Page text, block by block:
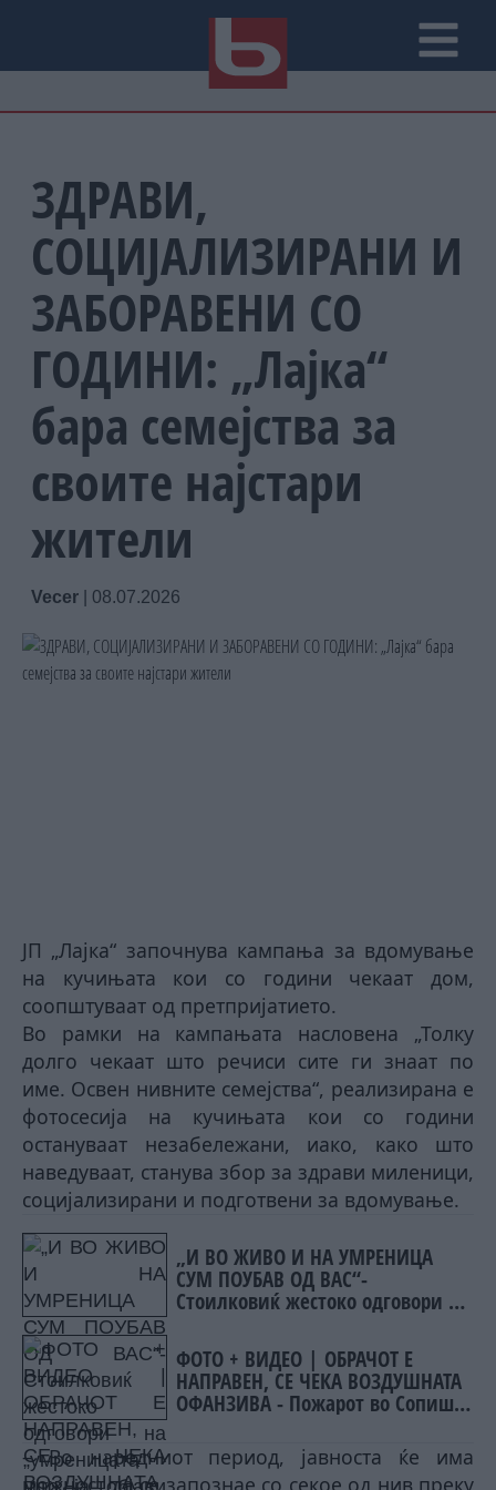
ЗДРАВИ,
СОЦИЈАЛИЗИРАНИ И
ЗАБОРАВЕНИ СО
ГОДИНИ: „Лајка“
бара семејства за
своите најстари
жители
Vecer 08.07.2026
ЈП „Лајка“ започнува кампања за вдомување
на кучињата кои со години чекаат дом,
соопштуваат од претпријатието.
Во рамки на кампањата насловена „Толку
долго чекаат што речиси сите ги знаат по
име. Освен нивните семејства“, реализирана е
фотосесија на кучињата кои со години
остануваат незабележани, иако, како што
наведуваат, станува збор за здрави миленици,
социјализирани и подготвени за вдомување.
„И ВО ЖИВО И НА УМРЕНИЦА
СУМ ПОУБАВ ОД ВАС“-
Стоилковиќ жестоко одговори на
СДСМ
ФОТО + ВИДЕО | ОБРАЧОТ Е
НАПРАВЕН, СЕ ЧЕКА ВОЗДУШНАТА
ОФАНЗИВА - Пожарот во Сопиште
спремаат „ер - тракторите““
– Во наредниот период, јавноста ќе има
можност да се запознае со секое од нив преку